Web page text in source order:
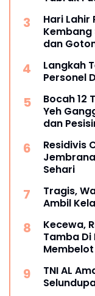
Hari Lahir
Kembang
dan
Langkah
Personel
Bocah 12
Yeh
dan
Residivis
Sehari
Tragis,
Ambil
Kecewa,
Tamba Di
TNI AL